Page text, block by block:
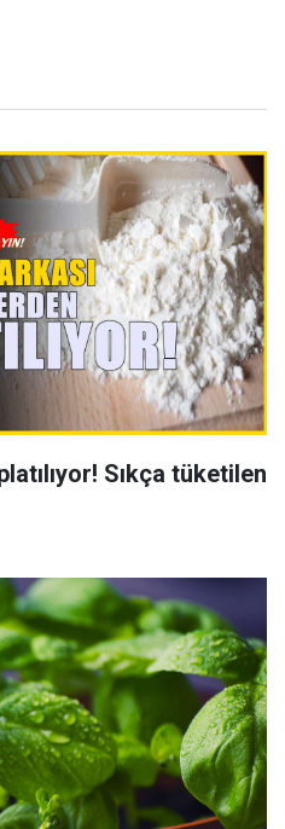
Sıkça tüketilen